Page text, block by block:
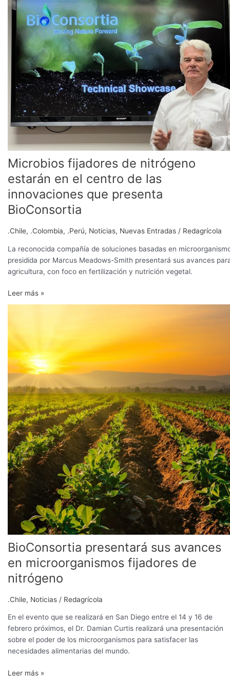
Microbios fijadores de nitrógeno
estarán en el centro de las
innovaciones que presenta
BioConsortia
.Chile, .Colombia, .Perú, Noticias, Nuevas Entradas / Redagrícola
La reconocida compañía de soluciones basadas en
presidida por Marcus Meadows-Smith presentará sus avances
agricultura, con foco en fertilización y nutrición vegetal.
de
nitrógeno
estarán
centro
las
innovaciones
presenta
BioConsortia
Leer más »
BioConsortia presentará sus avances
en microorganismos fijadores de
nitrógeno
.Chile, Noticias / Redagrícola
En el evento que se realizará en San Diego entre el 14 y 16 de
febrero próximos, el Dr. Damian Curtis realizará una presentación
sobre el poder de los microorganismos para satisfacer las
necesidades alimentarias del mundo.
avances
microorganismos
fijadores
de
nitrógeno
Leer más »